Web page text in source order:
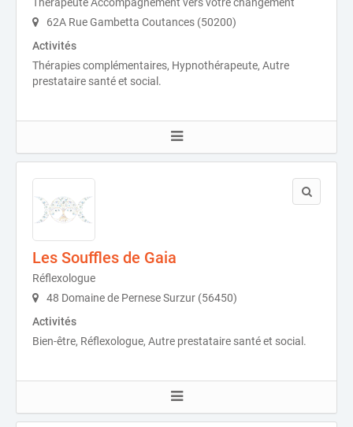
Thérapeute Accompagnement vers votre changement
62A Rue Gambetta Coutances (50200)
Activités
Thérapies complémentaires, Hypnothérapeute, Autre
prestataire santé et social.
Les Souffles de Gaia
Réflexologue
48 Domaine de Pernese Surzur (56450)
Activités
Bien-être, Réflexologue, Autre prestataire santé et social.